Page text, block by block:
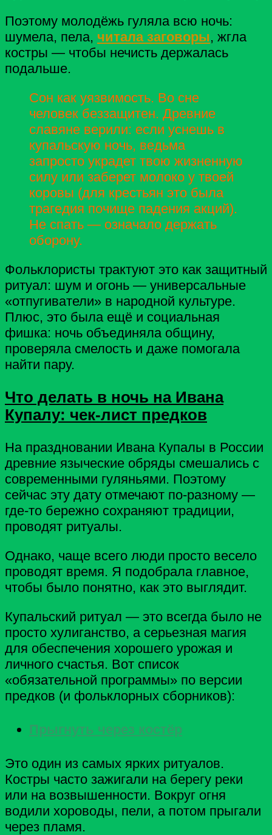
Поэтому молодёжь гуляла всю ночь:
шумела, пела, читала заговоры, жгла
костры — чтобы нечисть держалась
подальше.
Сон как уязвимость. Во сне
человек беззащитен. Древние
славяне верили: если уснешь в
купальскую ночь, ведьма
запросто украдет твою жизненную
силу или заберет молоко у твоей
коровы (для крестьян это была
трагедия почище падения акций).
Не спать — означало держать
оборону.
Фольклористы трактуют это как защитный
ритуал: шум и огонь — универсальные
«отпугиватели» в народной культуре.
Плюс, это была ещё и социальная
фишка: ночь объединяла общину,
проверяла смелость и даже помогала
найти пару.
Что делать в ночь на Ивана
Купалу: чек-лист предков
На праздновании Ивана Купалы в России
древние языческие обряды смешались с
современными гуляньями. Поэтому
сейчас эту дату отмечают по-разному —
где-то бережно сохраняют традиции,
проводят ритуалы.
Однако, чаще всего люди просто весело
проводят время. Я подобрала главное,
чтобы было понятно, как это выглядит.
Купальский ритуал — это всегда было не
просто хулиганство, а серьезная магия
для обеспечения хорошего урожая и
личного счастья. Вот список
«обязательной программы» по версии
предков (и фольклорных сборников):
Прыгнуть через костёр
Это один из самых ярких ритуалов.
Костры часто зажигали на берегу реки
или на возвышенности. Вокруг огня
водили хороводы, пели, а потом прыгали
через пламя.